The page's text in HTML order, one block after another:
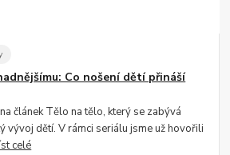
Co nošení dětí přináší
článek Tělo na tělo, který se zabývá
vývoj dětí. V rámci seriálu jsme už hovořili
celé